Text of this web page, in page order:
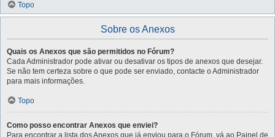
Topo
Sobre os Anexos
Quais os Anexos que são permitidos no Fórum?
Cada Administrador pode ativar ou desativar os tipos de anexos que desejar.
Se não tem certeza sobre o que pode ser enviado, contacte o Administrador
para mais informações.
Topo
Como posso encontrar Anexos que enviei?
Para encontrar a lista dos Anexos que já enviou para o Fórum, vá ao Painel de